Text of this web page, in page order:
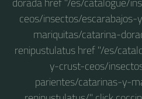
ceos/insectos/
mariquitas/catarina-
renipustulatus href "/es/
y-crust-ceos/
parientes/catarinas-y-